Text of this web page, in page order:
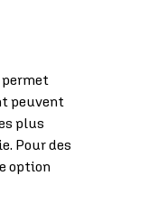
peuvent
plus
Pour des
option